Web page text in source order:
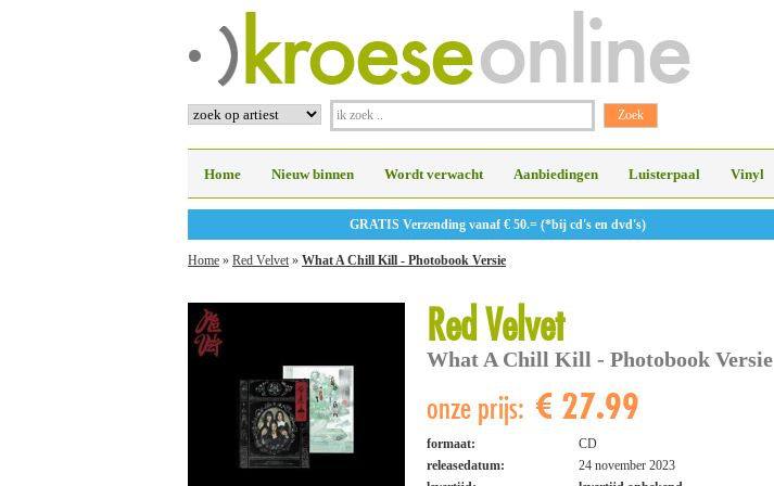
Home Nieuw binnen Wordt verwacht Aanbiedingen Luisterpaal Vinyl
GRATIS Verzending vanaf € 50.= (*bij cd's en dvd's)
Home » Red Velvet » What A Chill Kill - Photobook Versie
Red Velvet
What A Chill Kill - Photobook Versie
onze prijs: € 27.99
formaat:
CD
releasedatum:
24 november 2023